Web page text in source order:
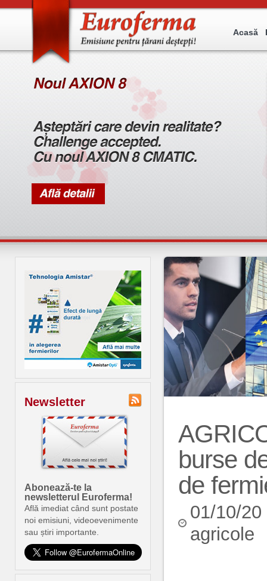
Acasă
Newsletter
Abonează-te la
newsletterul Euroferma!
Află imediat când sunt postate
noi emisiuni, videoevenimente
sau știri importante.
burse
de
01/10/
agricole